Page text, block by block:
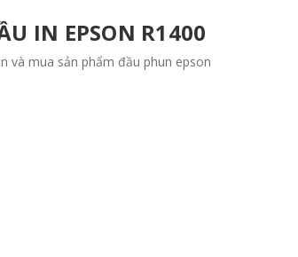
IN EPSON R1400
và mua sản phẩm đầu phun epson